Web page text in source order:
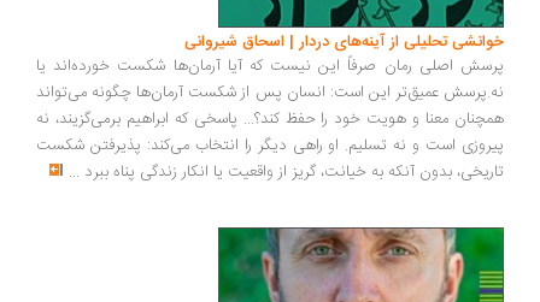
خوانشی تحلیلی از آینه‌های دردار | اسحاق شیروانی
پرسش اصلی رمان صرفاً این نیست که آیا آرمان‌ها شکست خورده‌اند یا
نه.پرسش عمیق‌تر این است: انسان پس از شکست آرمان‌ها چگونه می‌تواند
همچنان معنا و هویت خود را حفظ کند؟... پاسخی که ابراهیم برمی‌گزیند، نه
پیروزی است و نه تسلیم. او راهی دیگر را انتخاب می‌کند: پذیرفتن شکست
تاریخی، بدون آنکه به خیانت، گریز از واقعیت یا انکار زندگی پناه ببرد ...